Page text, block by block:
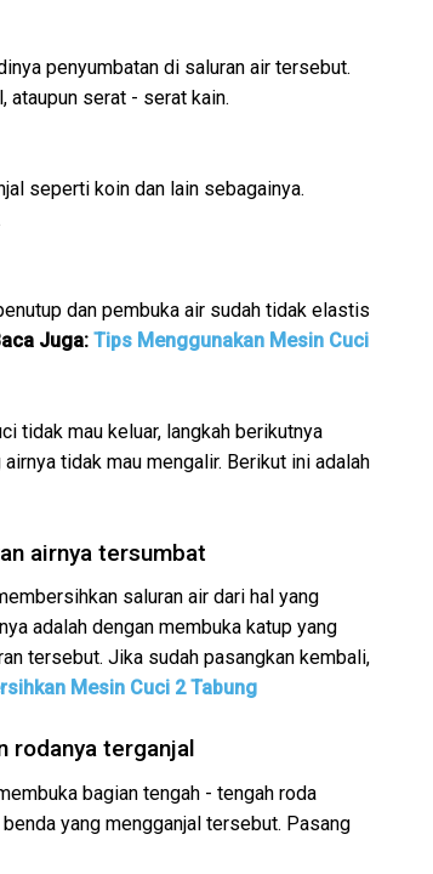
penyumbatan di saluran air tersebut.
ataupun serat - serat kain.
seperti koin dan lain sebagainya.
dan pembuka air sudah tidak elastis
Juga: Tips Menggunakan Mesin Cuci
tidak mau keluar, langkah berikutnya
tidak mau mengalir. Berikut ini adalah
airnya tersumbat
saluran air dari hal yang
adalah dengan membuka katup yang
tersebut. Jika sudah pasangkan kembali,
Mesin Cuci 2 Tabung
rodanya terganjal
bagian tengah - tengah roda
yang mengganjal tersebut. Pasang